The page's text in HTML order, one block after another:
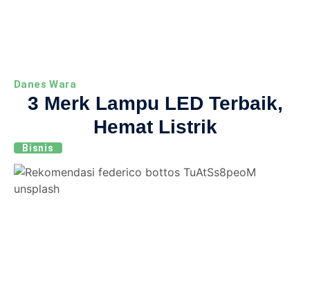
Danes Wara
3 Merk Lampu LED Terbaik,
Hemat Listrik
Bisnis